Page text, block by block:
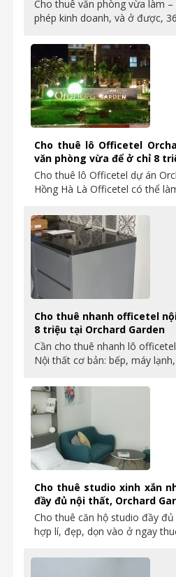
Cho thuê văn phòng vừa làm
phép kinh doanh, và ở được,
Cho thuê lô Officetel
văn phòng vừa để ở chỉ 8
Cho thuê lô Officetel dự án
Hồng Hà Là Officetel có thể
Cho thuê nhanh officetel
8 triệu tại Orchard Garden
Cần cho thuê nhanh lô
Nội thất cơ bản: bếp, máy
Cho thuê studio xinh xắn
đầy đủ nội thất, Orchard
Cho thuê căn hộ studio đầy
hợp lí, đẹp, dọn vào ở ngay